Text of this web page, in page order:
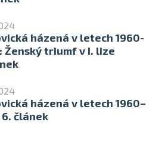
házená v letech 1960-
Ženský triumf v I. lize
házená v letech 1960–
6. článek